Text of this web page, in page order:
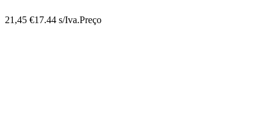
21,45 €17.44 s/Iva.Preço